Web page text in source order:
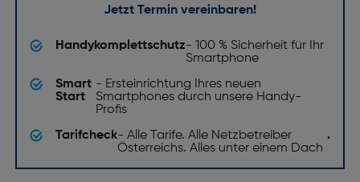
Installiertes Betriebssystem: Android 15
Orientierungssensor: Ja
Gewicht und Abmessungen
Jetzt Termin vereinbaren!
Handykomplettschutz- 100 % Sicherheit für Ihr
Smartphone
Smart
Start
- Ersteinrichtung Ihres neuen
Smartphones durch unsere Handy-
Profis
Tarifcheck- Alle Tarife. Alle Netzbetreiber
Österreichs. Alles unter einem Dach
.